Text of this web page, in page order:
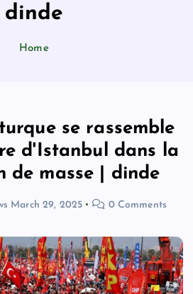
dinde
Home
se rassemble
d'Istanbul dans la
de masse | dinde
March 29, 2025 0 Comments